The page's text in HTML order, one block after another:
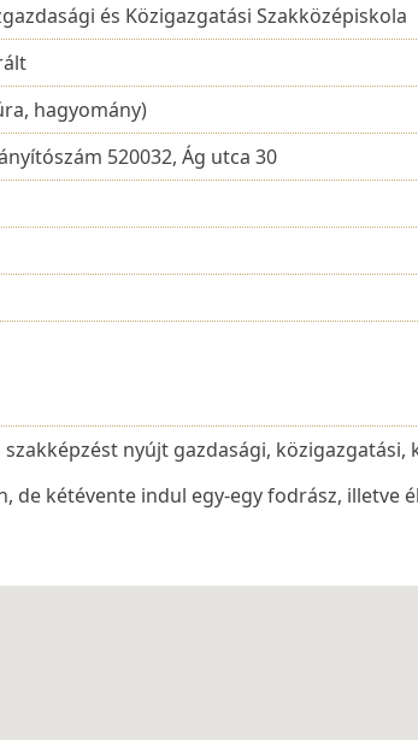
és Közigazgatási Szakközépiskola
hagyomány)
520032, Ág utca 30
nyújt gazdasági, közigazgatási,
de kétévente indul egy-egy fodrász, illetve